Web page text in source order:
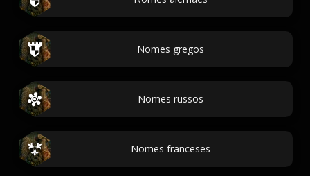
Nomes gregos
Nomes russos
Nomes franceses